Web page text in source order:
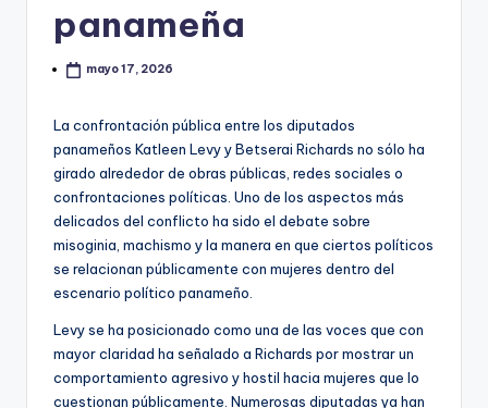
panameña
mayo 17, 2026
La confrontación pública entre los diputados
panameños Katleen Levy y Betserai Richards no sólo ha
girado alrededor de obras públicas, redes sociales o
confrontaciones políticas. Uno de los aspectos más
delicados del conflicto ha sido el debate sobre
misoginia, machismo y la manera en que ciertos políticos
se relacionan públicamente con mujeres dentro del
escenario político panameño.
Levy se ha posicionado como una de las voces que con
mayor claridad ha señalado a Richards por mostrar un
comportamiento agresivo y hostil hacia mujeres que lo
cuestionan públicamente. Numerosas diputadas ya han